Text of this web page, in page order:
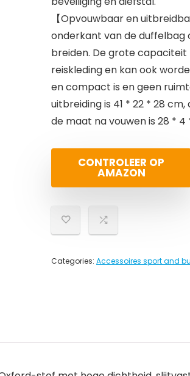
【Opvouwbaar en
onderkant van de
breiden. De grote
reiskleding en kan ook
en compact is en geen
uitbreiding is 41 * 22 * ​​28
de maat na vouwen is 28 * 4
CONTROLEER OP
AMAZON
Categories: Accessoires sport and